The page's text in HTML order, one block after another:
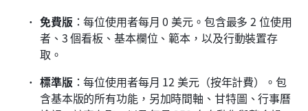
免費版 ：每位使用者每月 0 美元。包含最多 2 位使用
者、3 個看板、基本欄位、範本，以及行動裝置存
取。
標準版 ：每位使用者每月 12 美元（按年計費）。包
含基本版的所有功能，另加時間軸、甘特圖、行事曆